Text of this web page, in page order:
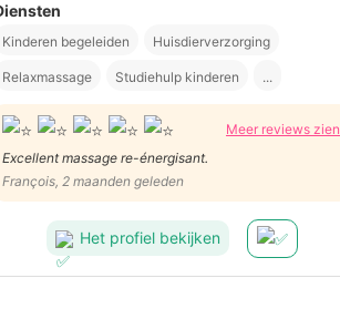
Kinderen begeleiden Huisdierverzorging
Relaxmassage Studiehulp kinderen ...
Meer reviews zien
Excellent massage re-énergisant.
François, 2 maanden geleden
Het profiel bekijken